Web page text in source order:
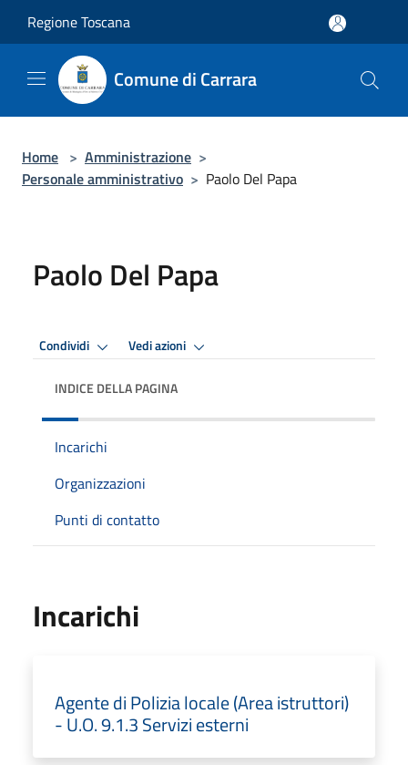
Regione Toscana
Comune di Carrara
Home > Amministrazione >
Personale amministrativo > Paolo Del Papa
Paolo Del Papa
Condividi Vedi azioni
INDICE DELLA PAGINA
Incarichi
Organizzazioni
Punti di contatto
Incarichi
Agente di Polizia locale (Area istruttori)
- U.O. 9.1.3 Servizi esterni